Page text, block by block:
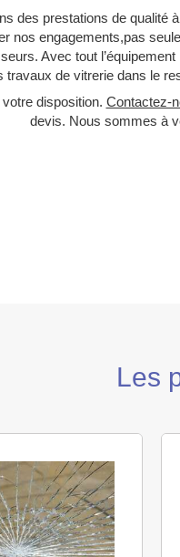
des prestations de qualité
nos engagements,pas
Avec tout
travaux de vitrerie dans le
disposition. Contactez-
devis. Nous sommes à
Les